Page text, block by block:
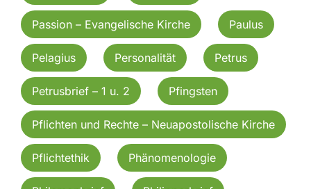
Passion – Evangelische Kirche Paulus
Pelagius Personalität Petrus
Petrusbrief – 1 u. 2 Pfingsten
Pflichten und Rechte – Neuapostolische Kirche
Pflichtethik Phänomenologie